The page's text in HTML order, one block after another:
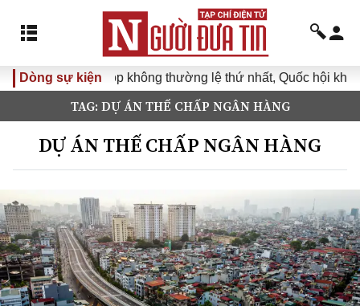
Dòng sự kiện
Kỳ họp không thường lệ thứ nhất, Quốc hội khóa XVI
TAG: DỰ ÁN THẾ CHẤP NGÂN HÀNG
DỰ ÁN THẾ CHẤP NGÂN HÀNG